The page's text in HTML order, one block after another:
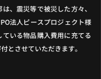
、震災等で被災した方々、
法人ピースプロジェクト様
いる物品購入費用に充てる
とさせていただきます。